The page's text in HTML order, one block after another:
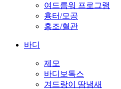
여드름워 프로그램
흉터/모공
홍조/혈관
바디
제모
바디보톡스
겨드랑이 땀냄새